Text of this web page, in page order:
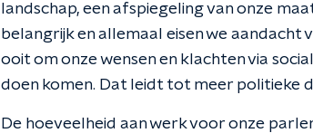
landschap, een afspiegeling van onze
belangrijk en allemaal eisen we aandacht
ooit om onze wensen en klachten via
doen komen. Dat leidt tot meer politieke
De hoeveelheid aan werk voor onze